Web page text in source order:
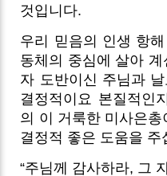
것입니다.
우리 믿음의 인생 항
동체의 중심에 살아
자 도반이신 주님과
결정적이요 본질적인
의 이 거룩한 미사은
결정적 좋은 도움을 주
“주님께 감사하라, 그